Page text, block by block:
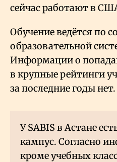
сейчас работают в
Обучение ведётся по
образовательной
Информации о
в крупные рейтинги
за последние годы нет.
У SABIS в Астане
кампус. Согласно
кроме учебных